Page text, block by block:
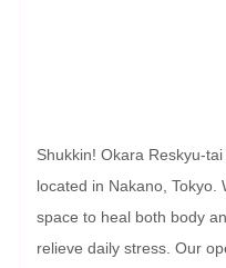
Shukkin! Okara Reskyu-
located in Nakano, Tokyo.
space to heal both body
relieve daily stress. Our